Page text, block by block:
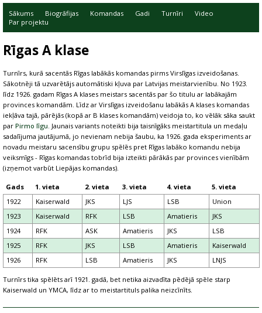
Sākums Biogrāfijas Komandas Gadi Turnīri
Video
Par projektu
Rīgas A klase
Turnīrs, kurā sacentās Rīgas labākās komandas pirms Virslīgas izveidošanas.
Sākotnēji tā uzvarētājs automātiski kļuva par Latvijas meistarvienību. No 1923.
līdz 1926. gadam Rīgas A klases meistars sacentās par šo titulu ar labākajām
provinces komandām. Līdz ar Virslīgas izveidošanu labākās A klases komandas
iekļāva tajā, pārējās (kopā ar B klases komandām) veidoja to, ko vēlāk sāka saukt
par Pirmo līgu. Jaunais variants noteikti bija taisnīgāks meistartitula un medaļu
sadalījuma jautājumā, jo nevienam nebija šaubu, ka 1926. gada eksperiments ar
novadu meistaru sacensību grupu spēlēs pret Rīgas labāko komandu nebija
veiksmīgs - Rīgas komandas tobrīd bija izteikti pārākās par provinces vienībām
(izņemot varbūt Liepājas komandas).
Gads 1. vieta 2. vieta 3. vieta 4. vieta
5. vieta
1922
Kaiserwald JKS LJS LSB
Union
1923
Kaiserwald RFK LSB Amatieris
JKS
1924
RFK ASK Amatieris JKS
LSB
1925
RFK JKS LSB Amatieris
Kaiserwald
1926
RFK LSB Amatieris JKS LNJS
Turnīrs tika spēlēts arī 1921. gadā, bet netika aizvadīta pēdējā spēle starp
Kaiserwald un YMCA, līdz ar to meistartituls palika neizcīnīts.